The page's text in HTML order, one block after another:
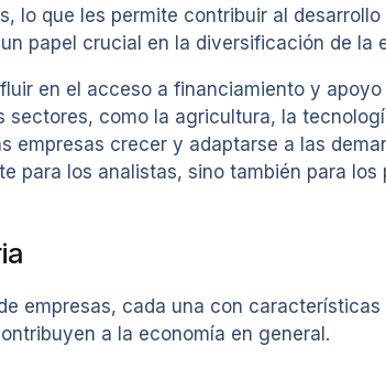
lo que les permite contribuir al
papel crucial en la diversificación de la
en el acceso a financiamiento y
como la agricultura, la
empresas crecer y adaptarse a las
para los analistas, sino también para
empresas, cada una con
a la economía en general.